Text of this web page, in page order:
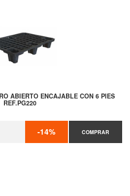
ABIERTO ENCAJABLE CON 6 PIES
REF.PG220
-14% COMPRAR